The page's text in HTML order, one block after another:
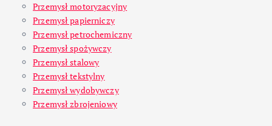
Przemysł motoryzacyjny
Przemysł papierniczy
Przemysł petrochemiczny
Przemysł spożywczy
Przemysł stalowy
Przemysł tekstylny
Przemysł wydobywczy
Przemysł zbrojeniowy